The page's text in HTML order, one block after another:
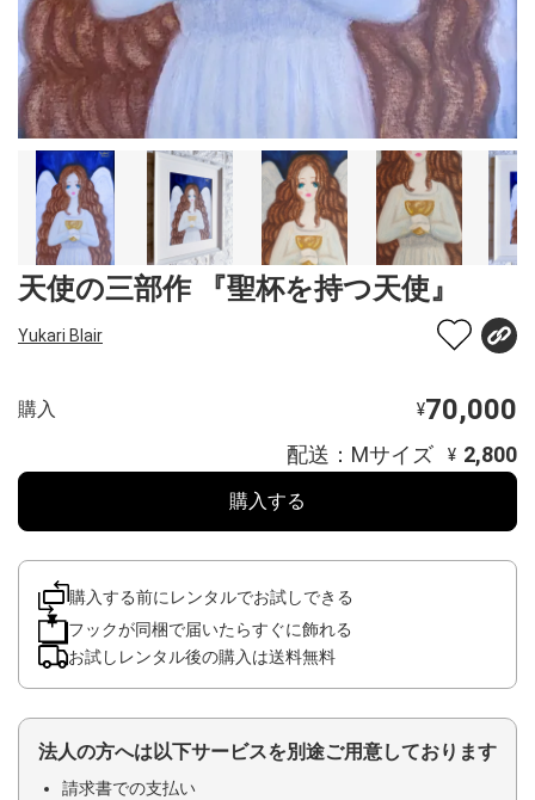
天使の三部作 『聖杯を持つ天使』
Yukari Blair
購入 ¥70,000
配送：Mサイズ ¥ 2,800
購入する
購入する前にレンタルでお試しできる
フックが同梱で届いたらすぐに飾れる
お試しレンタル後の購入は送料無料
法人の方へは以下サービスを別途ご用意しております
請求書での支払い